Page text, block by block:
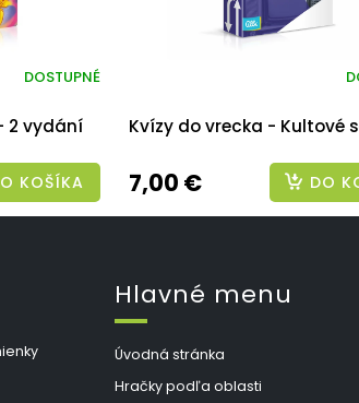
2 vydání
DOSTUPNÉ
KOŠÍKA
Kvízy do vrecka - Kultové
7,00 € DO
Hlavné menu
Úvodná stránka
Hračky podľa oblasti